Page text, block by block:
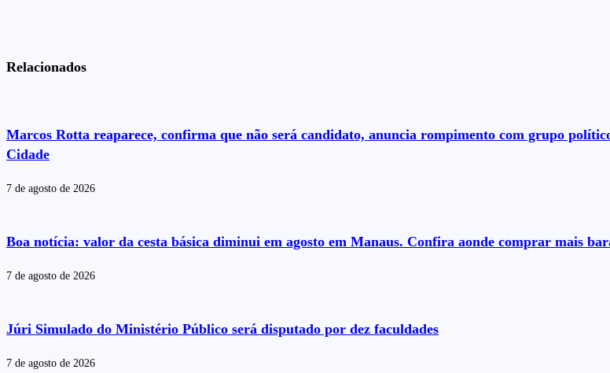
Relacionados
Marcos Rotta reaparece, confirma que não será candidato, anuncia rompimento com grupo
Cidade
7 de agosto de 2026
Boa notícia: valor da cesta básica diminui em agosto em Manaus. Confira aonde comprar mais
7 de agosto de 2026
Júri Simulado do Ministério Público será disputado por dez faculdades
7 de agosto de 2026